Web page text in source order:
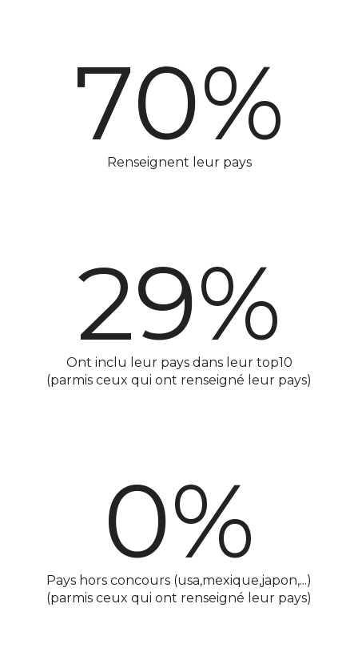
70%
Renseignent leur pays
29%
Ont inclu leur pays dans leur top10
(parmis ceux qui ont renseigné leur pays)
0%
Pays hors concours (usa,mexique,japon,...)
(parmis ceux qui ont renseigné leur pays)